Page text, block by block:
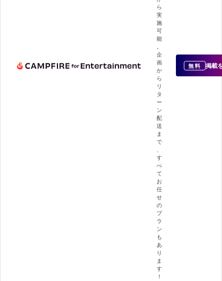
ら
実
施
可
能
。
企
画
か
ら
リ
タ
ー
ン
配
送
ま
で
、
す
べ
て
お
任
せ
の
プ
ラ
ン
も
あ
り
ま
す
！
無料 掲載